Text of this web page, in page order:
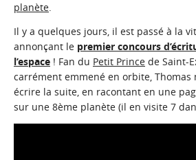
planète.
Il y a quelques jours, il est passé à la
annonçant le premier concours
l’espace ! Fan du Petit Prince de Saint-
carrément emmené en orbite, Thomas
écrire la suite, en racontant en une
sur une 8ème planète (il en visite 7